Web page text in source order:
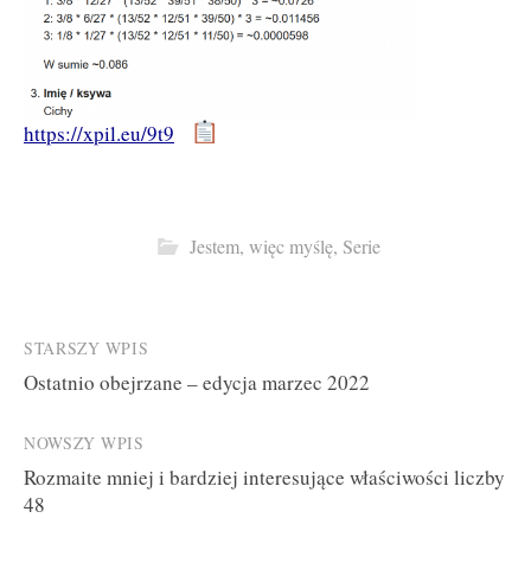
https://xpil.eu/9t9
Jestem, więc myślę, Serie
Post
navigation
STARSZY WPIS
Ostatnio obejrzane – edycja marzec 2022
NOWSZY WPIS
Rozmaite mniej i bardziej interesujące właściwości liczby
48